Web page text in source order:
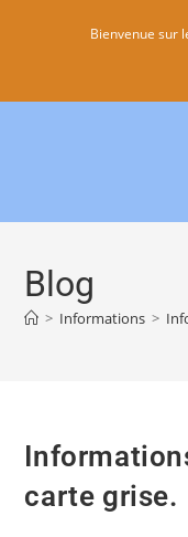
Bienvenue sur
Blog
> Informations >
carte grise.